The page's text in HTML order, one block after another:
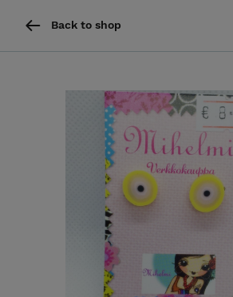
Back to shop